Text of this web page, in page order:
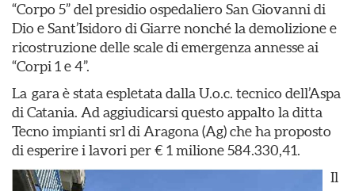
“Corpo 5” del presidio ospedaliero San Giovanni di
Dio e Sant’Isidoro di Giarre nonché la demolizione e
ricostruzione delle scale di emergenza annesse ai
“Corpi 1 e 4”.
La gara è stata espletata dalla U.o.c. tecnico dell’Aspa
di Catania. Ad aggiudicarsi questo appalto la ditta
Tecno impianti srl di Aragona (Ag) che ha proposto
di esperire i lavori per € 1 milione 584.330,41.
Il